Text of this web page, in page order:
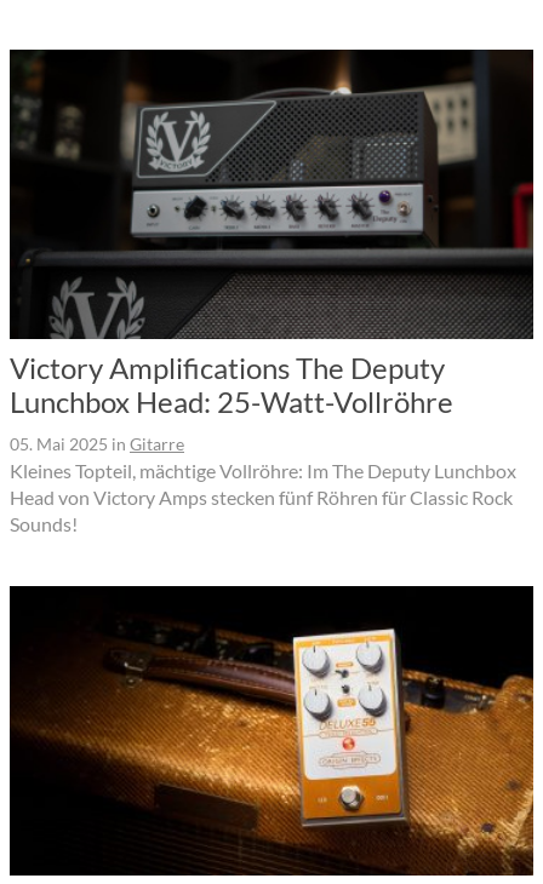
Victory Amplifications The Deputy
Lunchbox Head: 25-Watt-Vollröhre
05. Mai 2025 in Gitarre
Kleines Topteil, mächtige Vollröhre: Im The Deputy Lunchbox
Head von Victory Amps stecken fünf Röhren für Classic Rock
Sounds!